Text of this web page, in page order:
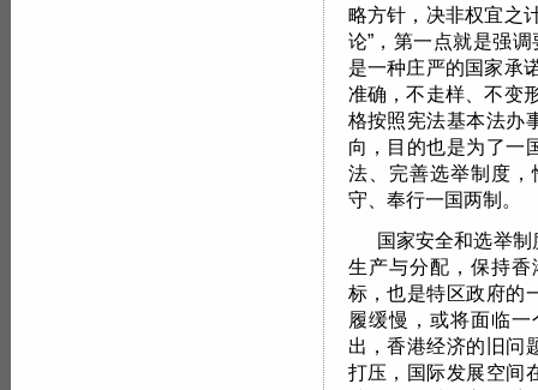
略方针，决非权宜之
论”，第一点就是强
是一种庄严的国家承
准确，不走样、不变
格按照宪法基本法办
向，目的也是为了一
法、完善选举制度
守、奉行一国两制。
国家安全和选举
生产与分配，保持
标，也是特区政府的
履缓慢，或将面临
出，香港经济的旧问
打压，国际发展空间